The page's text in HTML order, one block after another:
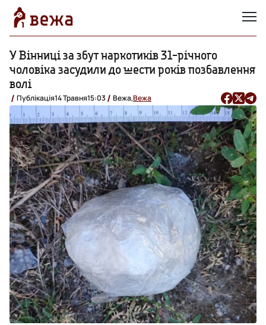
У Вінниці за збут наркотиків 31-річного
чоловіка засудили до шести років позбавлення
волі
Публікація14 Травня15:03 Вежа,Вежа